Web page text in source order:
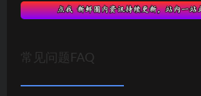
常见问题FAQ